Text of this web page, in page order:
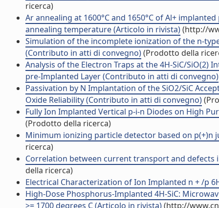
ricerca)
Ar annealing at 1600°C and 1650°C of Al+
annealing temperature (Articolo in rivista)(http://
Simulation of the incomplete ionization of the n-
(Contributo in atti di convegno)(Prodotto della
Analysis of the Electron Traps at the 4H-SiC/SiO(2)
pre-Implanted Layer (Contributo in atti di convegno)
Passivation by N Implantation of the SiO2/SiC
Oxide Reliability (Contributo in atti di convegno)
Fully Ion Implanted Vertical p-i-n Diodes on High
(Prodotto della ricerca)
Minimum ionizing particle detector based on p(+)n
ricerca)
Correlation between current transport and defects
della ricerca)
Electrical Characterization of Ion Implanted n + /p
High-Dose Phosphorus-Implanted 4H-SiC:
>= 1700 degrees C (Articolo in rivista)(http://